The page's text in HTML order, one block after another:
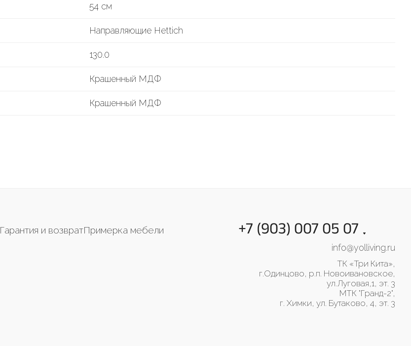
54 см
Направляющие Hettich
130.0
Крашенный МДФ
Крашенный МДФ
Гарантия и возвратПримерка мебели
+7 (903) 007 05 07
info@yolliving.ru
ТК «Три Кита»,
г.Одинцово, р.п. Новоивановское,
ул.Луговая,1, эт. 3
МТК "Гранд-2",
г. Химки, ул. Бутаково, 4, эт. 3